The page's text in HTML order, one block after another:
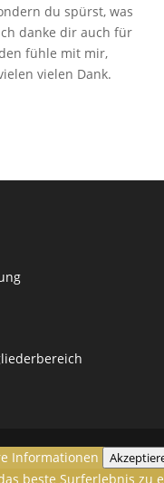
du spürst, was
danke dir auch für
fühle mit mir,
vielen Dank.
Informationen
beste Surferlebnis